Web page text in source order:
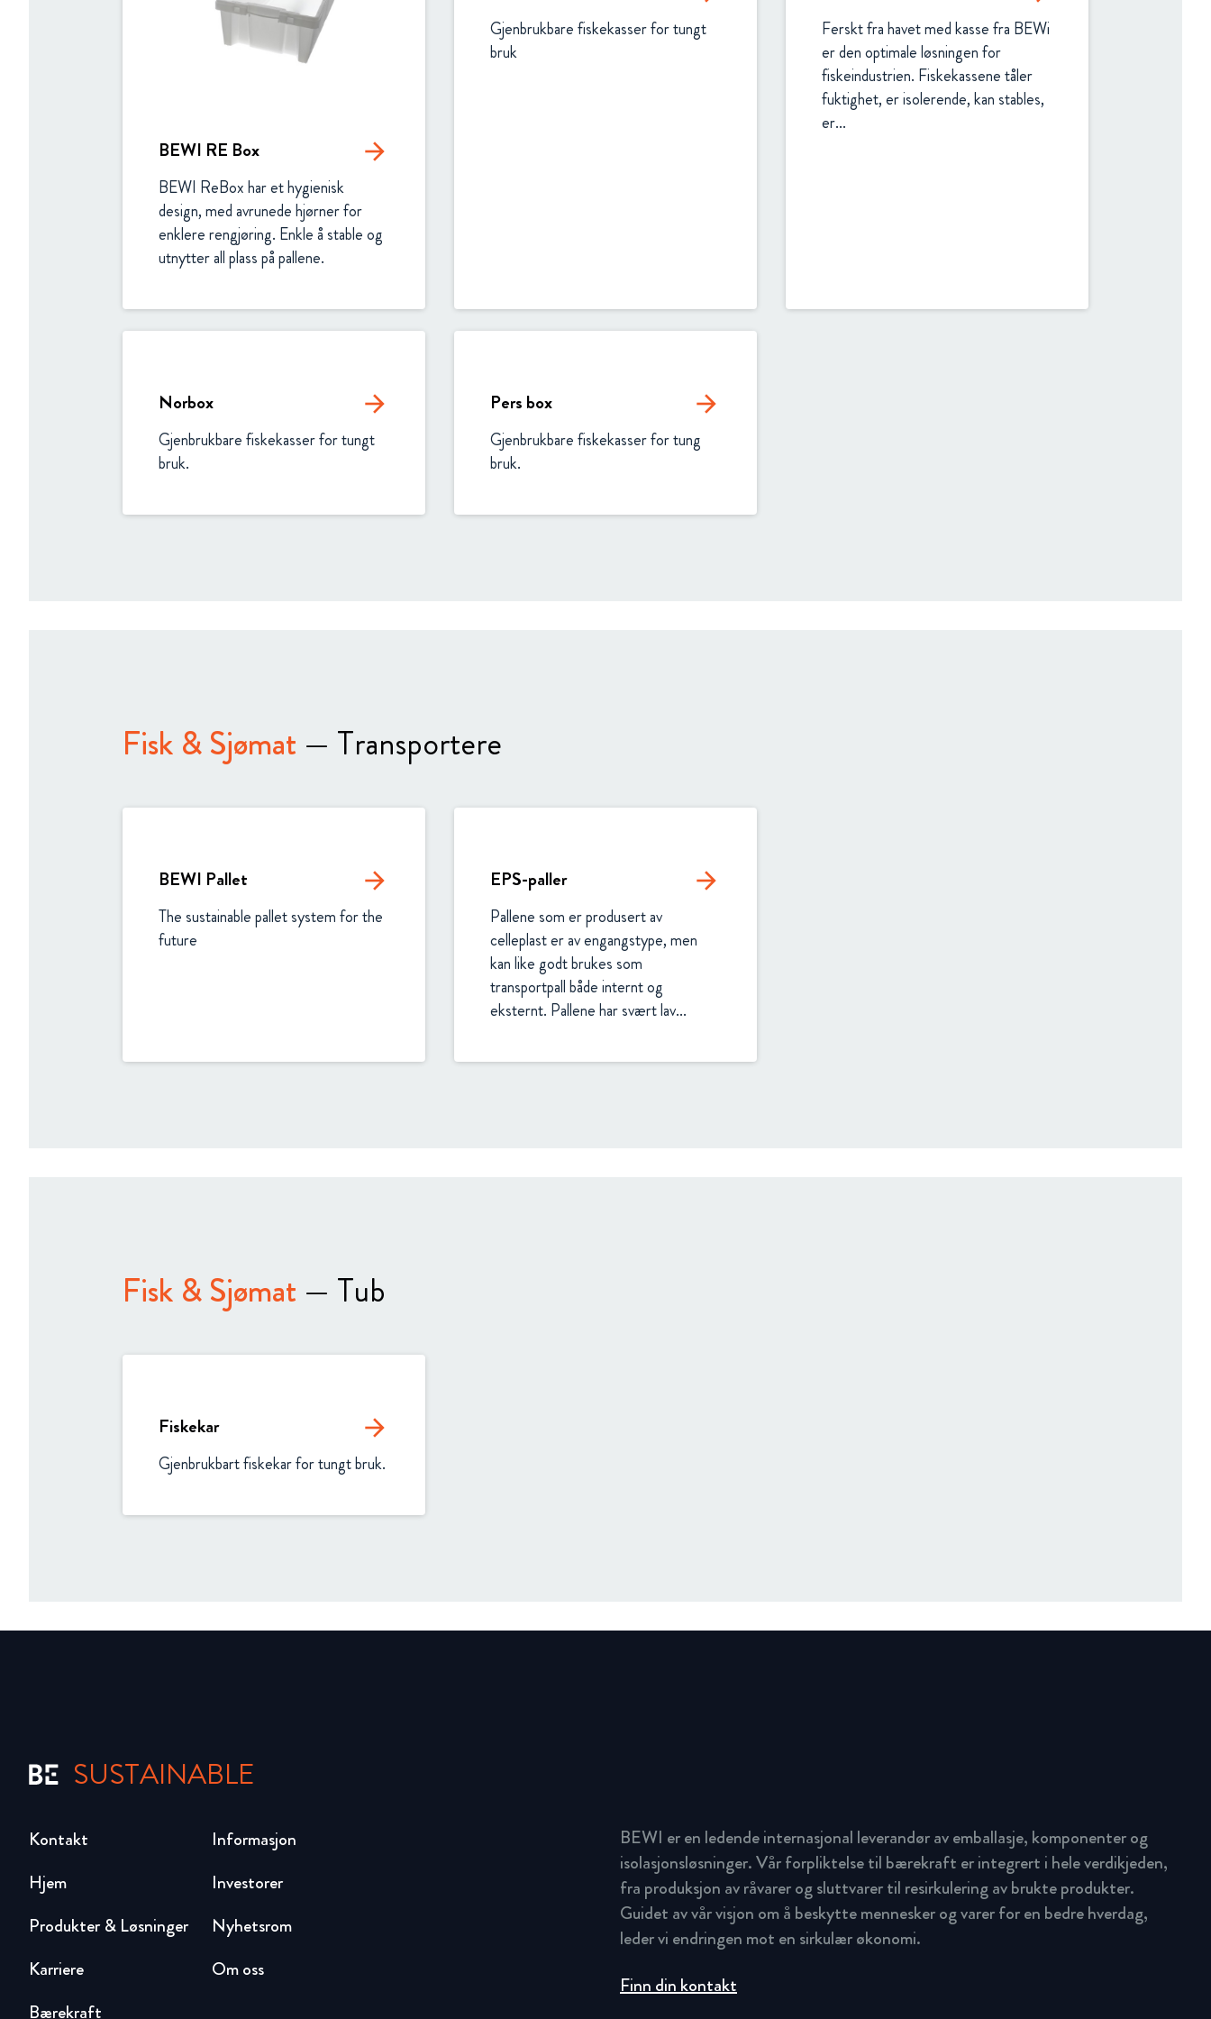
Automotive & Components
BEWI RE Box arrow_forward
BEWI ReBox har et hygienisk
design, med avrunede hjørner for
enklere rengjøring. Enkle å stable og
utnytter all plass på pallene.
Gjenbrukbare fiskekasser for tungt
bruk
Ferskt fra havet med kasse fra BEWi
er den optimale løsningen for
fiskeindustrien. Fiskekassene tåler
fuktighet, er isolerende, kan stables,
er...
Norbox arrow_forward
Gjenbrukbare fiskekasser for tungt
bruk.
Pers box arrow_forward
Gjenbrukbare fiskekasser for tung
bruk.
Fisk & Sjømat — Transportere
BEWI Pallet arrow_forward
The sustainable pallet system for the
future
EPS-paller arrow_forward
Pallene som er produsert av
celleplast er av engangstype, men
kan like godt brukes som
transportpall både internt og
eksternt. Pallene har svært lav...
Fisk & Sjømat — Tub
Fiskekar arrow_forward
Gjenbrukbart fiskekar for tungt bruk.
SUSTAINABLE
Hjem
Produkter & Løsninger
Karriere
Bærekraft
Investorer
Nyhetsrom
Om oss
Kontakt Informasjon
BEWI er en ledende internasjonal leverandør av emballasje, komponenter og
isolasjonsløsninger. Vår forpliktelse til bærekraft er integrert i hele verdikjeden,
fra produksjon av råvarer og sluttvarer til resirkulering av brukte produkter.
Guidet av vår visjon om å beskytte mennesker og varer for en bedre hverdag,
leder vi endringen mot en sirkulær økonomi.
Finn din kontakt